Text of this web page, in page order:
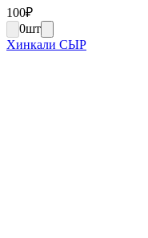
100₽
0шт
Хинкали СЫР